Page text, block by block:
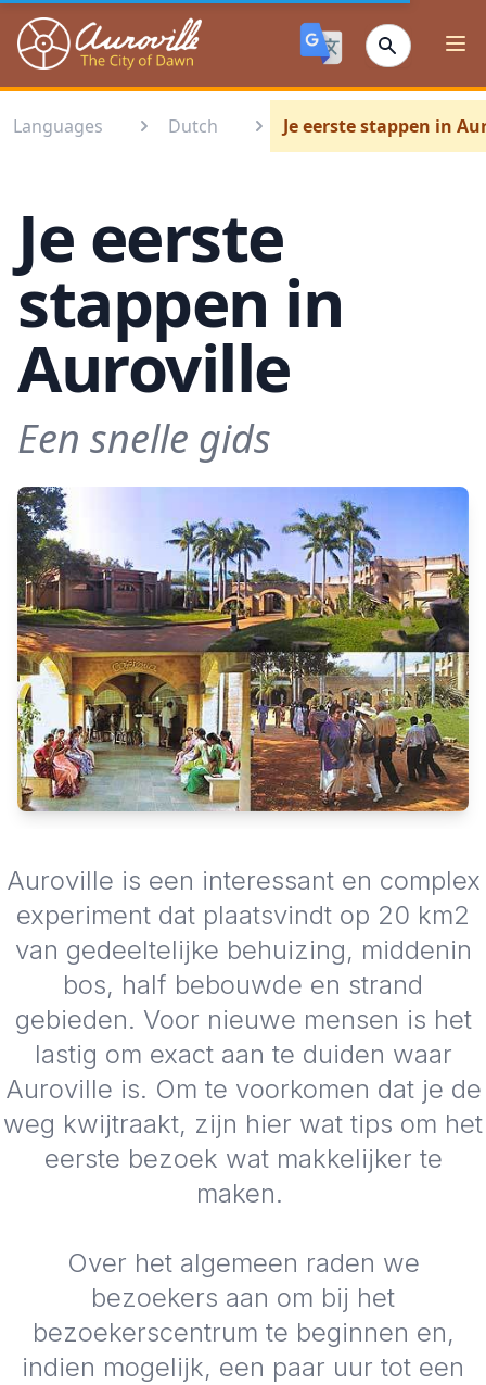
Auroville
Languages Dutch Je eerste stappen in
Je eerste
stappen in
Auroville
Een snelle gids
Auroville is een interessant en complex
experiment dat plaatsvindt op 20 km2
van gedeeltelijke behuizing, middenin
bos, half bebouwde en strand
gebieden. Voor nieuwe mensen is het
lastig om exact aan te duiden waar
Auroville is. Om te voorkomen dat je de
weg kwijtraakt, zijn hier wat tips om het
eerste bezoek wat makkelijker te
maken.
Over het algemeen raden we
bezoekers aan om bij het
bezoekerscentrum te beginnen en,
indien mogelijk, een paar uur tot een